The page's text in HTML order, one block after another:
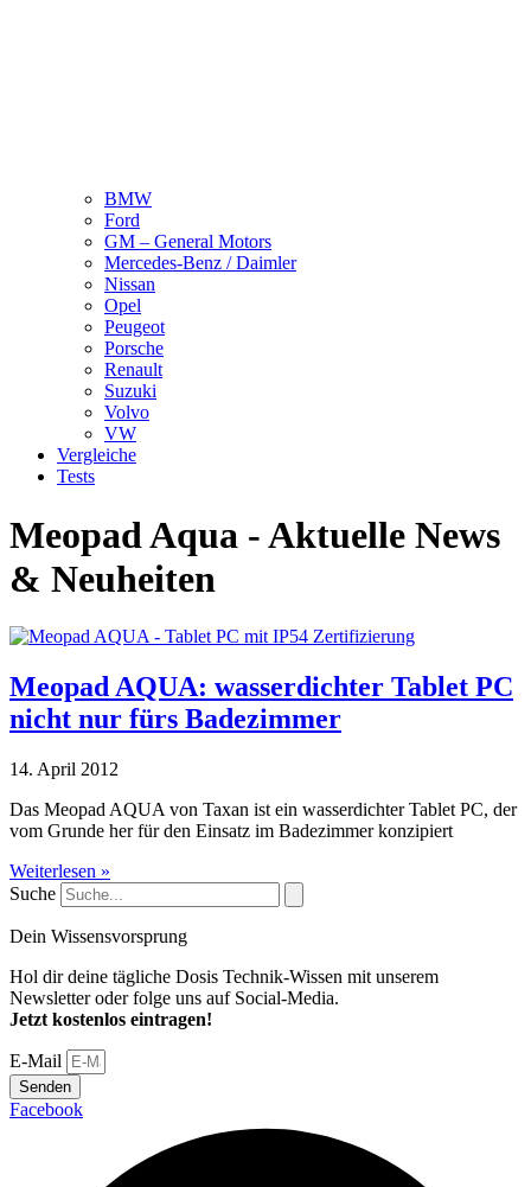
BMW
Ford
GM – General Motors
Mercedes-Benz / Daimler
Nissan
Opel
Peugeot
Porsche
Renault
Suzuki
Volvo
VW
Vergleiche
Tests
Meopad Aqua - Aktuelle News
& Neuheiten
Meopad AQUA: wasserdichter Tablet PC
nicht nur fürs Badezimmer
14. April 2012
Das Meopad AQUA von Taxan ist ein wasserdichter Tablet PC, der
vom Grunde her für den Einsatz im Badezimmer konzipiert
Weiterlesen »
Suche
Dein Wissensvorsprung
Hol dir deine tägliche Dosis Technik-Wissen mit unserem
Newsletter oder folge uns auf Social-Media.
Jetzt kostenlos eintragen!
E-Mail
Senden
Facebook